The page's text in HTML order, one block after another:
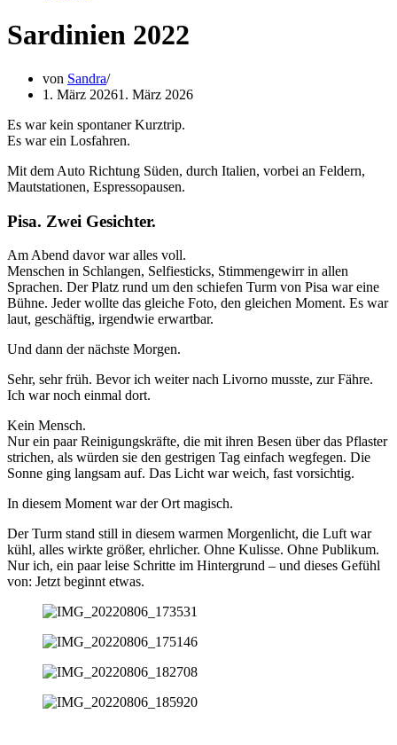
Sardinien 2022
von Sandra
1. März 20261. März 2026
Es war kein spontaner Kurztrip.
Es war ein Losfahren.
Mit dem Auto Richtung Süden, durch Italien, vorbei an Feldern,
Mautstationen, Espressopausen.
Pisa. Zwei Gesichter.
Am Abend davor war alles voll.
Menschen in Schlangen, Selfiesticks, Stimmengewirr in allen
Sprachen. Der Platz rund um den schiefen Turm von Pisa war eine
Bühne. Jeder wollte das gleiche Foto, den gleichen Moment. Es war
laut, geschäftig, irgendwie erwartbar.
Und dann der nächste Morgen.
Sehr, sehr früh. Bevor ich weiter nach Livorno musste, zur Fähre.
Ich war noch einmal dort.
Kein Mensch.
Nur ein paar Reinigungskräfte, die mit ihren Besen über das Pflaster
strichen, als würden sie den gestrigen Tag einfach wegfegen. Die
Sonne ging langsam auf. Das Licht war weich, fast vorsichtig.
In diesem Moment war der Ort magisch.
Der Turm stand still in diesem warmen Morgenlicht, die Luft war
kühl, alles wirkte größer, ehrlicher. Ohne Kulisse. Ohne Publikum.
Nur ich, ein paar leise Schritte im Hintergrund – und dieses Gefühl
von: Jetzt beginnt etwas.